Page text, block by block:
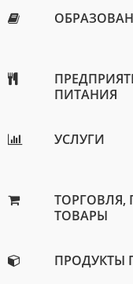
ПИТАНИЯ
УСЛУГИ
ТОРГОВЛЯ,
ТОВАРЫ
ПРОДУКТЫ